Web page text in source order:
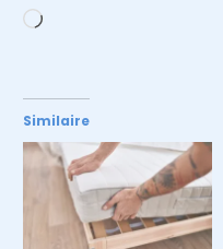
Chargement…
Similaire